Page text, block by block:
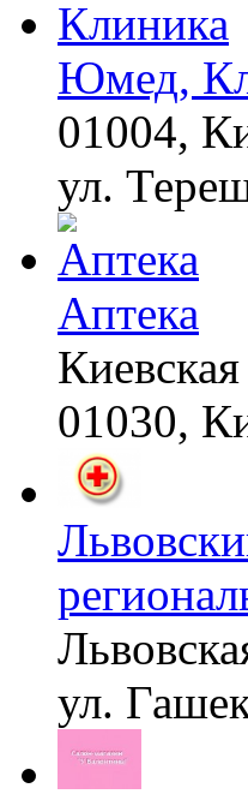
Юмед,
01004,
ул.
Аптека
01030,
ул.